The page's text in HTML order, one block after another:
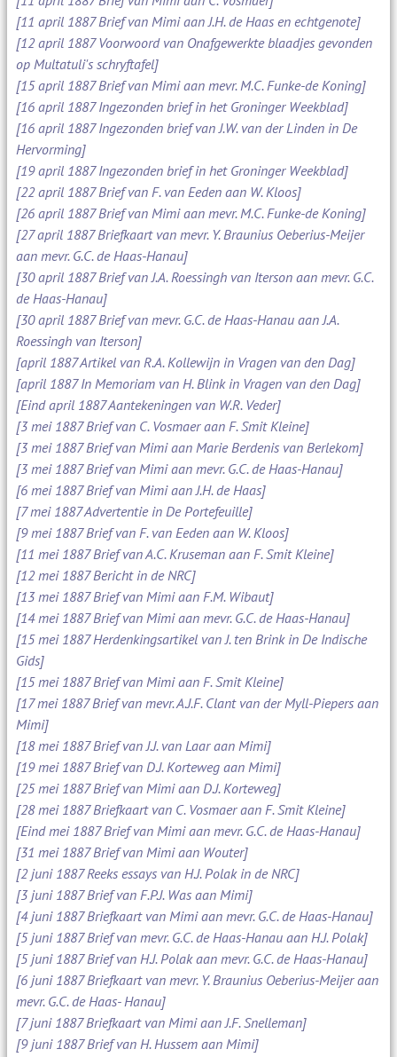
[11 april 1887 Brief van Mimi aan J.H. de Haas en echtgenote]
[12 april 1887 Voorwoord van Onafgewerkte blaadjes gevonden
op Multatuli's schryftafel]
[15 april 1887 Brief van Mimi aan mevr. M.C. Funke-de Koning]
[16 april 1887 Ingezonden brief in het Groninger Weekblad]
[16 april 1887 Ingezonden brief van J.W. van der Linden in De
Hervorming]
[19 april 1887 Ingezonden brief in het Groninger Weekblad]
[22 april 1887 Brief van F. van Eeden aan W. Kloos]
[26 april 1887 Brief van Mimi aan mevr. M.C. Funke-de Koning]
[27 april 1887 Briefkaart van mevr. Y. Braunius Oeberius-Meijer
aan mevr. G.C. de Haas-Hanau]
[30 april 1887 Brief van J.A. Roessingh van Iterson aan mevr. G.C.
de Haas-Hanau]
[30 april 1887 Brief van mevr. G.C. de Haas-Hanau aan J.A.
Roessingh van Iterson]
[april 1887 Artikel van R.A. Kollewijn in Vragen van den Dag]
[april 1887 In Memoriam van H. Blink in Vragen van den Dag]
[Eind april 1887 Aantekeningen van W.R. Veder]
[3 mei 1887 Brief van C. Vosmaer aan F. Smit Kleine]
[3 mei 1887 Brief van Mimi aan Marie Berdenis van Berlekom]
[3 mei 1887 Brief van Mimi aan mevr. G.C. de Haas-Hanau]
[6 mei 1887 Brief van Mimi aan J.H. de Haas]
[7 mei 1887 Advertentie in De Portefeuille]
[9 mei 1887 Brief van F. van Eeden aan W. Kloos]
[11 mei 1887 Brief van A.C. Kruseman aan F. Smit Kleine]
[12 mei 1887 Bericht in de NRC]
[13 mei 1887 Brief van Mimi aan F.M. Wibaut]
[14 mei 1887 Brief van Mimi aan mevr. G.C. de Haas-Hanau]
[15 mei 1887 Herdenkingsartikel van J. ten Brink in De Indische
Gids]
[15 mei 1887 Brief van Mimi aan F. Smit Kleine]
[17 mei 1887 Brief van mevr. A.J.F. Clant van der Myll-Piepers aan
Mimi]
[18 mei 1887 Brief van J.J. van Laar aan Mimi]
[19 mei 1887 Brief van D.J. Korteweg aan Mimi]
[25 mei 1887 Brief van Mimi aan D.J. Korteweg]
[28 mei 1887 Briefkaart van C. Vosmaer aan F. Smit Kleine]
[Eind mei 1887 Brief van Mimi aan mevr. G.C. de Haas-Hanau]
[31 mei 1887 Brief van Mimi aan Wouter]
[2 juni 1887 Reeks essays van H.J. Polak in de NRC]
[3 juni 1887 Brief van F.P.J. Was aan Mimi]
[4 juni 1887 Briefkaart van Mimi aan mevr. G.C. de Haas-Hanau]
[5 juni 1887 Brief van mevr. G.C. de Haas-Hanau aan H.J. Polak]
[5 juni 1887 Brief van H.J. Polak aan mevr. G.C. de Haas-Hanau]
[6 juni 1887 Briefkaart van mevr. Y. Braunius Oeberius-Meijer aan
mevr. G.C. de Haas- Hanau]
[7 juni 1887 Briefkaart van Mimi aan J.F. Snelleman]
[9 juni 1887 Brief van H. Hussem aan Mimi]